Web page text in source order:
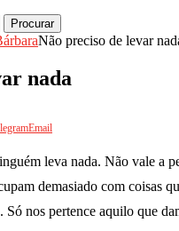
Procurar
Não preciso de levar
nada
Email
leva nada. Não vale a
demasiado com coisas
Só nos pertence aquilo que